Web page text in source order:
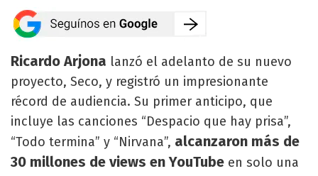
Ricardo Arjona lanzó el adelanto de su nuevo
proyecto, Seco, y registró un impresionante
récord de audiencia. Su primer anticipo, que
incluye las canciones “Despacio que hay prisa”,
“Todo termina” y “Nirvana”, alcanzaron más de
30 millones de views en YouTube en solo una